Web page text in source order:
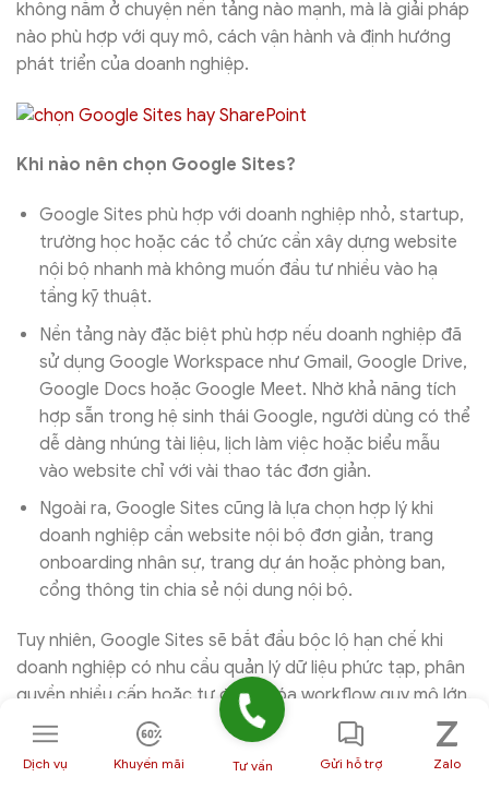
không nằm ở chuyện nền tảng nào mạnh, mà là giải pháp
nào phù hợp với quy mô, cách vận hành và định hướng
phát triển của doanh nghiệp.
Khi nào nên chọn Google Sites?
Google Sites phù hợp với doanh nghiệp nhỏ, startup,
trường học hoặc các tổ chức cần xây dựng website
nội bộ nhanh mà không muốn đầu tư nhiều vào hạ
tầng kỹ thuật.
Nền tảng này đặc biệt phù hợp nếu doanh nghiệp đã
sử dụng Google Workspace như Gmail, Google Drive,
Google Docs hoặc Google Meet. Nhờ khả năng tích
hợp sẵn trong hệ sinh thái Google, người dùng có thể
dễ dàng nhúng tài liệu, lịch làm việc hoặc biểu mẫu
vào website chỉ với vài thao tác đơn giản.
Ngoài ra, Google Sites cũng là lựa chọn hợp lý khi
doanh nghiệp cần website nội bộ đơn giản, trang
onboarding nhân sự, trang dự án hoặc phòng ban,
cổng thông tin chia sẻ nội dung nội bộ.
Tuy nhiên, Google Sites sẽ bắt đầu bộc lộ hạn chế khi
doanh nghiệp có nhu cầu quản lý dữ liệu phức tạp, phân
quyền nhiều cấp hoặc tự động hóa workflow quy mô lớn.
Khi nào nên chọn SharePoint?
Dịch vụ Khuyến mãi Tư vấn Gửi hỗ trợ Zalo